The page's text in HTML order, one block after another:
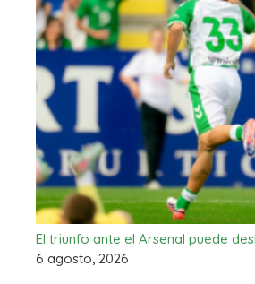
El triunfo ante el Arsenal puede
6 agosto, 2026